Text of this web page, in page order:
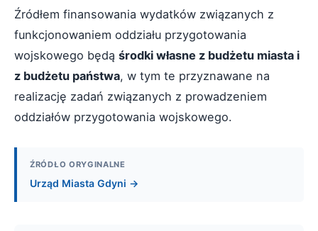
Źródłem finansowania wydatków związanych z
funkcjonowaniem oddziału przygotowania
wojskowego będą środki własne z budżetu miasta i
z budżetu państwa, w tym te przyznawane na
realizację zadań związanych z prowadzeniem
oddziałów przygotowania wojskowego.
ŹRÓDŁO ORYGINALNE
Urząd Miasta Gdyni →